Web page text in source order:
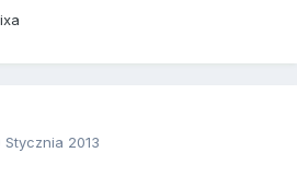
Stycznia 2013